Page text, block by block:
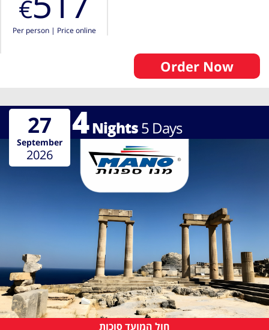
€
Per person| Price online
Order Now
4Nights5 Days
חול המועד סוכות
27
September
2026